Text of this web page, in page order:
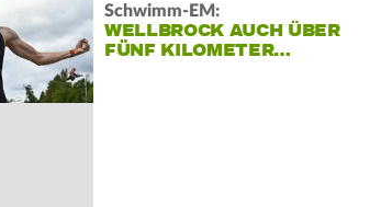
Schwimm-EM:
WELLBROCK AUCH ÜBER
FÜNF KILOMETER…